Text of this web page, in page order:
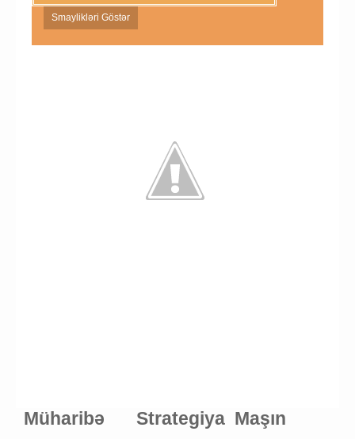
Smaylikləri Göstər
Müharibə Maşın
Strategiya